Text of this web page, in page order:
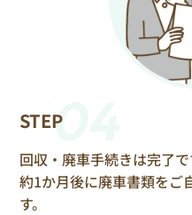
STEP04
回収・廃車手続きは完了で
約1か月後に廃車書類をご
す。